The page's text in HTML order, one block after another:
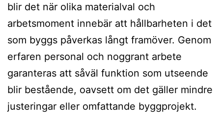
blir det när olika materialval och
arbetsmoment innebär att hållbarheten i det
som byggs påverkas långt framöver. Genom
erfaren personal och noggrant arbete
garanteras att såväl funktion som utseende
blir bestående, oavsett om det gäller mindre
justeringar eller omfattande byggprojekt.